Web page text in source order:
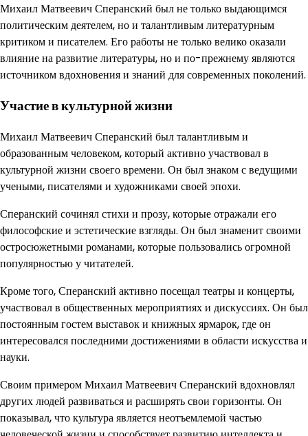
Михаил Матвеевич Сперанский был не только выдающимся
политическим деятелем, но и талантливым литературным
критиком и писателем. Его работы не только велико оказали
влияние на развитие литературы, но и по-прежнему являются
источником вдохновения и знаний для современных поколений.
Участие в культурной жизни
Михаил Матвеевич Сперанский был талантливым и
образованным человеком, который активно участвовал в
культурной жизни своего времени. Он был знаком с ведущими
учеными, писателями и художниками своей эпохи.
Сперанский сочинял стихи и прозу, которые отражали его
философские и эстетические взгляды. Он был знаменит своими
остросюжетными романами, которые пользовались огромной
популярностью у читателей.
Кроме того, Сперанский активно посещал театры и концерты,
участвовал в общественных мероприятиях и дискуссиях. Он был
постоянным гостем выставок и книжных ярмарок, где он
интересовался последними достижениями в области искусства и
науки.
Своим примером Михаил Матвеевич Сперанский вдохновлял
других людей развиваться и расширять свои горизонты. Он
показывал, что культура является неотъемлемой частью